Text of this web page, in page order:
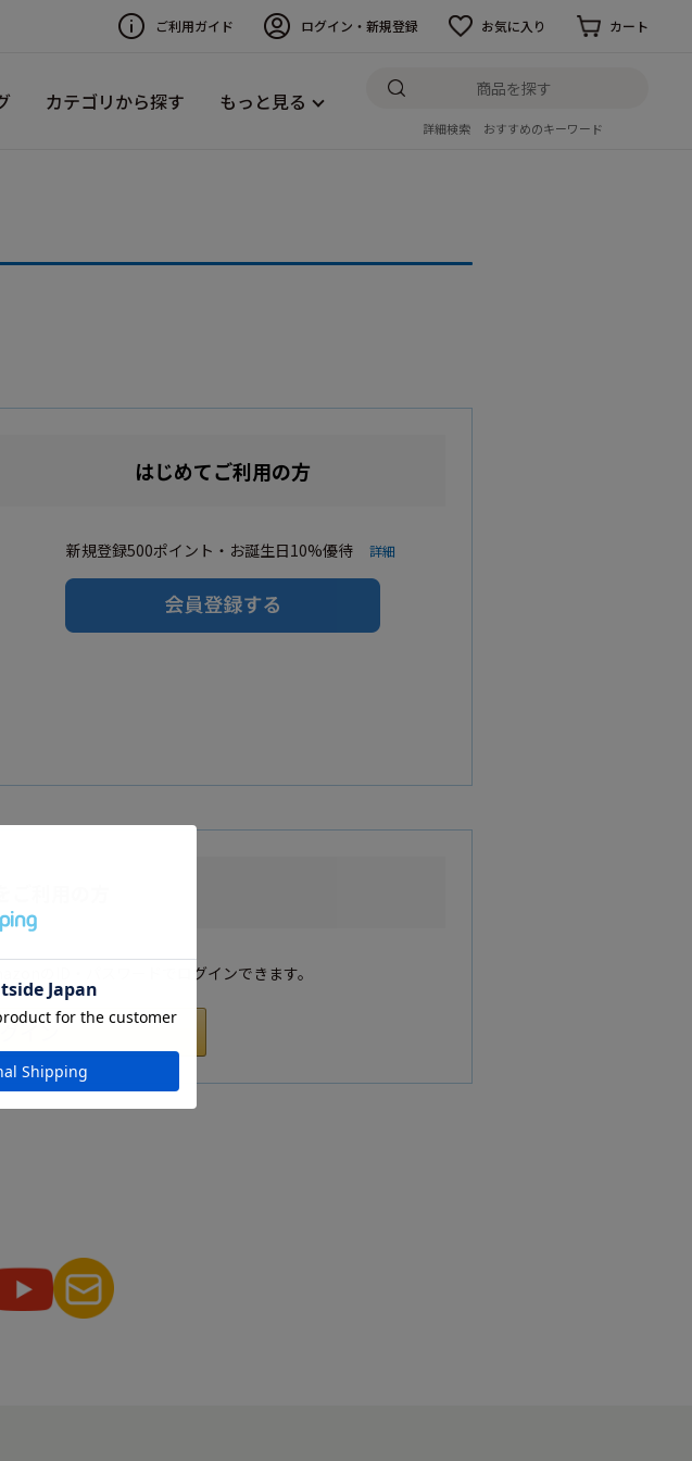
ご利用ガイド ログイン・新規登録 お気に入り カート
カテゴリから探す もっと見る
詳細検索 おすすめのキーワード
はじめてご利用の方
新規登録500ポイント・お誕生日10%優待 詳細
利用の方
のID・パスワードでログインできます。